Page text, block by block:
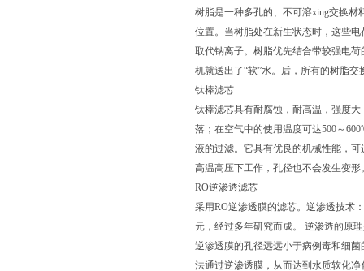
树脂是一种多孔的、不可溶xing交换
位置。当树脂处在新生状态时，这些
取代钠离子。树脂优先结合带较强电
机就送出了“软”水。后，所有的树脂
钛棒滤芯
钛棒滤芯具有耐腐蚀，耐高温，强度
落；在空气中的使用温度可达500～
液的过滤。它具有优良的机械性能，
高温高压下工作，孔径也不会发生变
RO逆渗透滤芯
采用RO逆渗透膜的滤芯。逆渗透技术
元，经过多年研究而成。 逆渗透的原
逆渗透膜的孔径远远小于病例毒和细
法通过逆渗透膜，从而达到水质软化净